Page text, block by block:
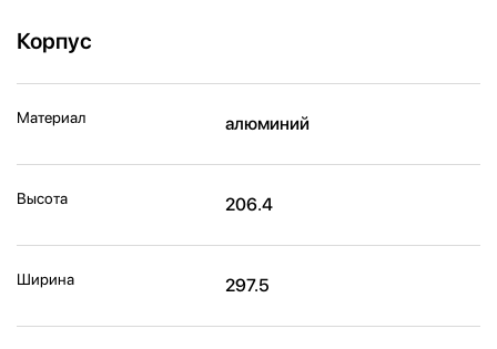
Корпус
Материал алюминий
Высота 206.4
Ширина 297.5